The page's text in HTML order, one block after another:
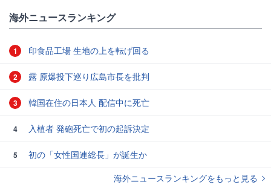
海外ニュースランキング
1 印食品工場 生地の上を転げ回る
2 露 原爆投下巡り広島市長を批判
3 韓国在住の日本人 配信中に死亡
4 入植者 発砲死亡で初の起訴決定
5
初の「女性国連総長」が誕生か
海外ニュースランキングをもっと見る